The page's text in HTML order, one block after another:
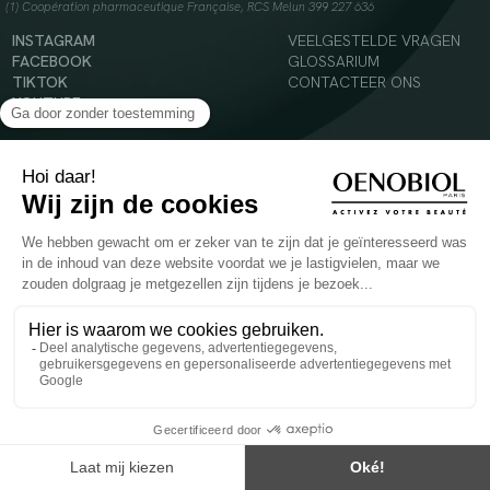
(1) Coopération pharmaceutique Française, RCS Melun 399 227 636
INSTAGRAM
FACEBOOK
TIKTOK
YOUTUBE
VEELGESTELDE VRAGEN
GLOSSARIUM
CONTACTEER ONS
© 2024 Oenobiol Paris
evenwichtige voeding en een gezonde levensstijl. Aanbevolen dagelijkse dosis niet
overschrijden. Enkel voor volwassenen, buiten het bereik van kinderen houden.